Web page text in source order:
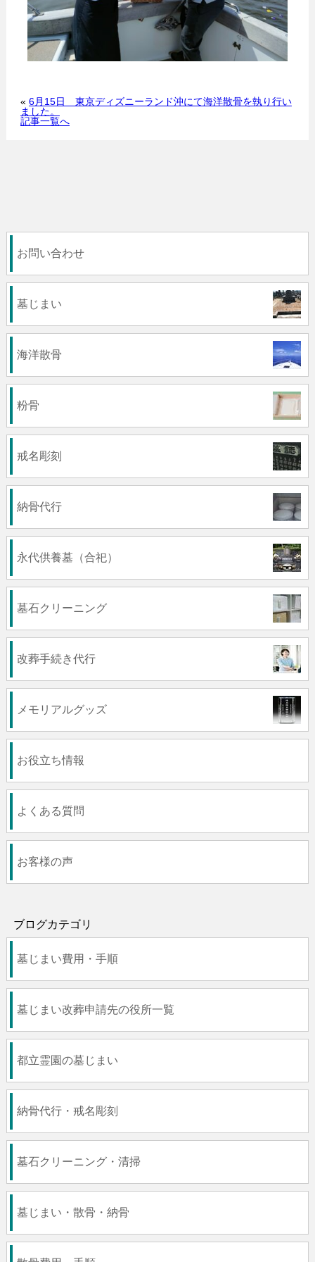
« 6月15日 東京ディズニーランド沖にて海洋散骨を執り行い
ました。
記事一覧へ
お問い合わせ
墓じまい
海洋散骨
粉骨
戒名彫刻
納骨代行
永代供養墓（合祀）
墓石クリーニング
改葬手続き代行
メモリアルグッズ
お役立ち情報
よくある質問
お客様の声
ブログカテゴリ
墓じまい費用・手順
墓じまい改葬申請先の役所一覧
都立霊園の墓じまい
納骨代行・戒名彫刻
墓石クリーニング・清掃
墓じまい・散骨・納骨